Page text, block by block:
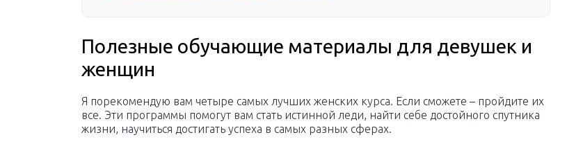
Полезные обучающие материалы для девушек и
женщин
Я порекомендую вам четыре самых лучших женских курса. Если сможете – пройдите их
все. Эти программы помогут вам стать истинной леди, найти себе достойного спутника
жизни, научиться достигать успеха в самых разных сферах.